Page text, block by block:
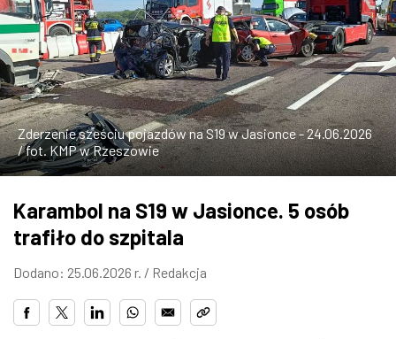
W KINACH
GASTRONOMIA
ZDJĘCIA
W RZESZOWIE
Zderzenie sześciu pojazdów na S19 w Jasionce - 24.06.2026
/ fot. KMP w Rzeszowie
Karambol na S19 w Jasionce. 5 osób
trafiło do szpitala
Dodano: 25.06.2026 r. / Redakcja